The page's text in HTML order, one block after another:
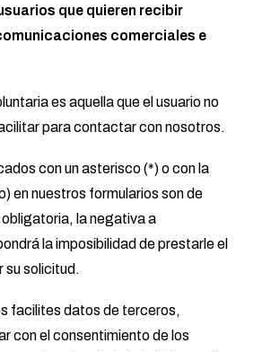
que quieren recibir
comerciales e
es aquella que el usuario no
para contactar con nosotros.
con un asterisco (*) o con la
en nuestros formularios son de
la negativa a
la imposibilidad de prestarle el
su solicitud.
facilites datos de terceros,
con el consentimiento de los